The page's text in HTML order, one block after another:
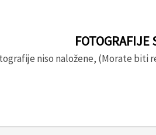
FOTOGRAFIJE
niso naložene, (Morate biti